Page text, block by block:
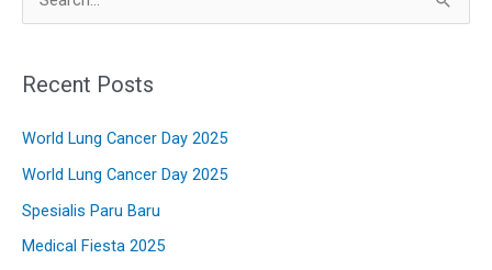
c
Recent Posts
World Lung Cancer Day 2025
World Lung Cancer Day 2025
Spesialis Paru Baru
Medical Fiesta 2025